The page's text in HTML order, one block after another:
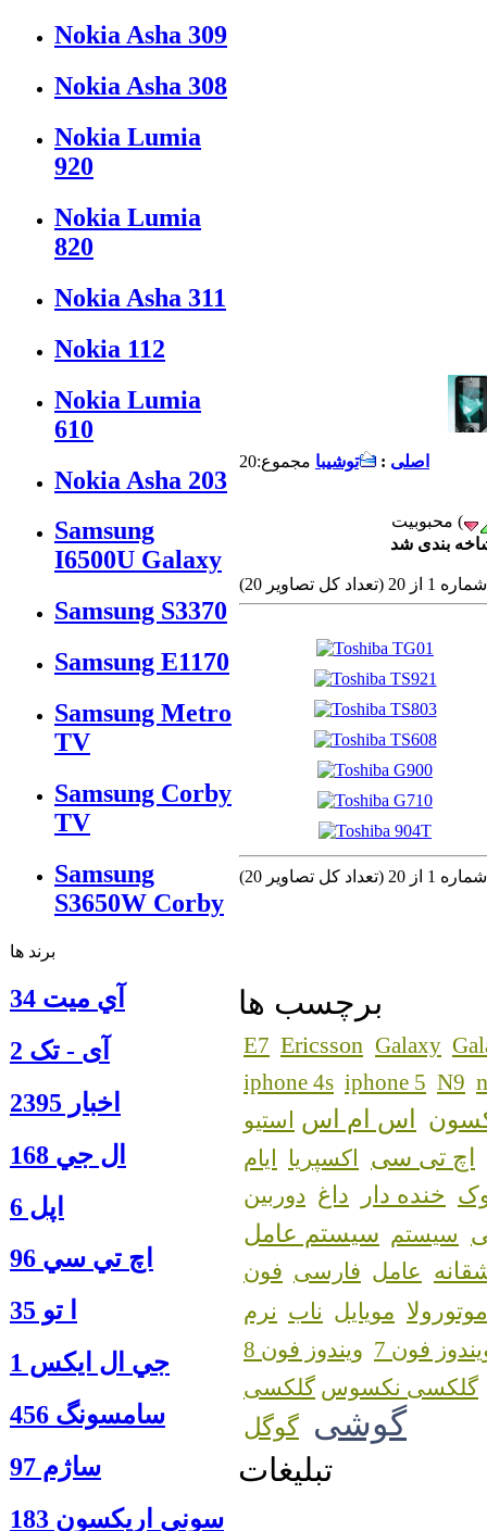
Nokia Asha 309
Nokia Asha 308
Nokia Lumia
920
Nokia Lumia
820
Nokia Asha 311
Nokia 112
Nokia Lumia
610
Nokia Asha 203
Samsung
I6500U Galaxy
Samsung S3370
Samsung E1170
Samsung Metro
TV
Samsung Corby
TV
Samsung
S3650W Corby
برند ها
آي ميت 34
آی - تک 2
اخبار 2395
ال جي 168
اپل 6
اچ تي سي 96
ا‍ تو 35
جي ال ايكس 1
سامسونگ 456
ساژم 97
سوني اريكسون 183
اصلی : توشيبا مجموع:20
بندی شد
كل تصاوير 20)
كل تصاوير 20)
برچسب ها
E7 Ericsson Galaxy
iphone 4s iphone 5 N9
اس ام اس استیو
اچ تی سی اکسپریا ایام
خنده دار داغ دوربین
سیستم سیستم عامل
عامل فارسی فون
موتورولا مویایل ناب نرم
فون 7
ویندوز فون 8
گلکسی نکسوس
گوشی گوگل
تبلیغات